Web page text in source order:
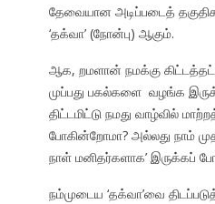
தேவையான அடிப்படைத்
‘தக்வா’ (நோன்பு) ஆகும்.
ஆக, றமளான் நமக்கு
முப்பது பகல்களை வழங்க
திட்டமிட்டு நமது வாழ்வில்
போகின்றோமா? அல்லது நாம்
நாள் மனிதர்களாக’ இருக்கப்
நம்முடைய ‘தக்வா’வை